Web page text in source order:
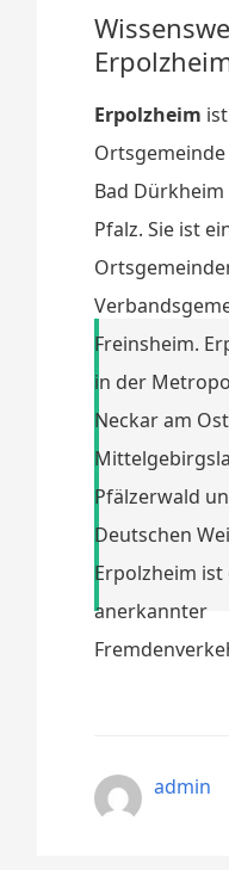
Erpolzheim
Bad
Pfalz. Sie ist
Freinsheim.
in der
Neckar am
Pfälzerwald
Deutschen
Erpolzheim
anerkannter
admin